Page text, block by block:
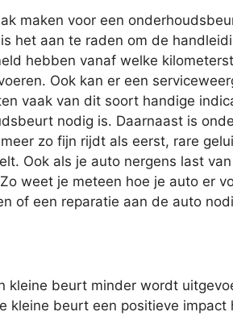
maken voor een
het aan te raden om de
hebben vanaf welke
Ook kan er een
vaak van dit soort handige
nodig is. Daarnaast is
zo fijn rijdt als eerst, rare
Ook als je auto nergens last
weet je meteen hoe je auto er
of een reparatie aan de auto
kleine beurt minder wordt
kleine beurt een positieve impact